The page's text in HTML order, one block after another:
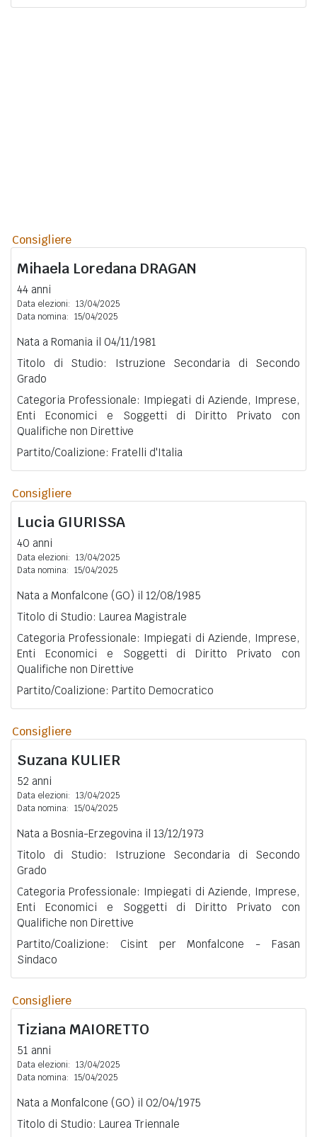
Consigliere
Mihaela Loredana DRAGAN
44 anni
Data elezioni: 13/04/2025
Data nomina: 15/04/2025
Nata a Romania il 04/11/1981
Titolo di Studio: Istruzione Secondaria di Secondo
Grado
Categoria Professionale: Impiegati di Aziende, Imprese,
Enti Economici e Soggetti di Diritto Privato con
Qualifiche non Direttive
Partito/Coalizione: Fratelli d'Italia
Consigliere
Lucia GIURISSA
40 anni
Data elezioni: 13/04/2025
Data nomina: 15/04/2025
Nata a Monfalcone (GO) il 12/08/1985
Titolo di Studio: Laurea Magistrale
Categoria Professionale: Impiegati di Aziende, Imprese,
Enti Economici e Soggetti di Diritto Privato con
Qualifiche non Direttive
Partito/Coalizione: Partito Democratico
Consigliere
Suzana KULIER
52 anni
Data elezioni: 13/04/2025
Data nomina: 15/04/2025
Nata a Bosnia-Erzegovina il 13/12/1973
Titolo di Studio: Istruzione Secondaria di Secondo
Grado
Categoria Professionale: Impiegati di Aziende, Imprese,
Enti Economici e Soggetti di Diritto Privato con
Qualifiche non Direttive
Partito/Coalizione: Cisint per Monfalcone - Fasan
Sindaco
Consigliere
Tiziana MAIORETTO
51 anni
Data elezioni: 13/04/2025
Data nomina: 15/04/2025
Nata a Monfalcone (GO) il 02/04/1975
Titolo di Studio: Laurea Triennale